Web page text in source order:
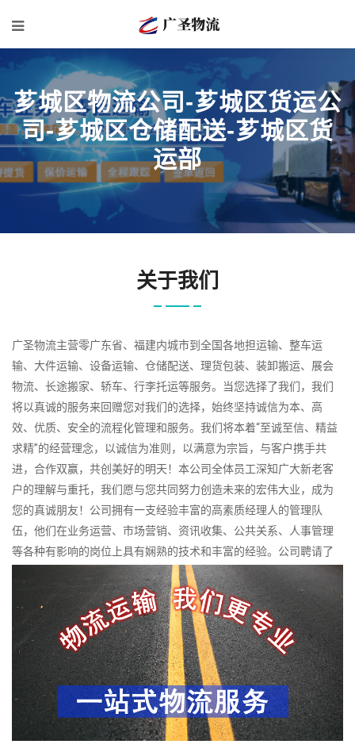
芗城区物流公司-芗城区货运公
司-芗城区仓储配送-芗城区货
运部
关于我们
广圣物流主营零广东省、福建内城市到全国各地担运输、整车运
输、大件运输、设备运输、仓储配送、理货包装、装卸搬运、展会
物流、长途搬家、轿车、行李托运等服务。当您选择了我们，我们
将以真诚的服务来回赠您对我们的选择，始终坚持诚信为本、高
效、优质、安全的流程化管理和服务。我们将本着“至诚至信、精益
求精”的经营理念，以诚信为准则，以满意为宗旨，与客户携手共
进，合作双赢，共创美好的明天！本公司全体员工深知广大新老客
户的理解与重托，我们愿与您共同努力创造未来的宏伟大业，成为
您的真诚朋友！公司拥有一支经验丰富的高素质经理人的管理队
伍，他们在业务运营、市场营销、资讯收集、公共关系、人事管理
等各种有影响的岗位上具有娴熟的技术和丰富的经验。公司聘请了
一批物流、快运、仓储、计算机技术等各种领域具有丰富实践经验
的技术员和业务骨干，确保公司业务联系的顺利开展和服务达标，
为客户提供全面、规范的物流服务。 公司拥有特种型、重型和轻型
等专业运输车辆，为客户提供中短途、长途等运输，可达全国所有
省市及中小城市。货物包括普货、特殊货等。运输方式有零担、整
车等运输，设专线，车型有0.6吨、2吨、3吨、5吨、10－100吨
等，并备有冷藏车、保温车等，车型从2米－20米长，可根据不同货
物的需求来提供车辆。
2026-08-10 21:45:37